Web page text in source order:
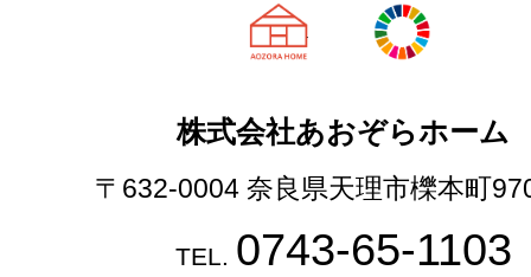
天理市の注文
株式会社あおぞらホーム
〒632-0004 奈良県天理市櫟本町
TEL. 0743-65-1103